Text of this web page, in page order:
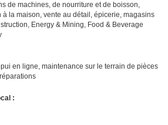
de machines, de nourriture et de boisson,
à la maison, vente au détail, épicerie, magasins
Energy & Mining, Food & Beverage
en ligne, maintenance sur le terrain de pièces
: